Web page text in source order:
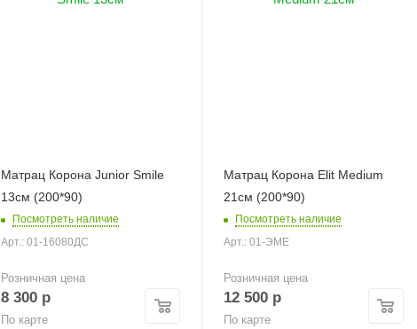
Матрац Корона Junior Smile
13см (200*90)
Посмотреть наличие
Арт.: 01-16080ДС
Розничная цена
8 300р
По карте
Матрац Корона Elit Medium
21см (200*90)
Посмотреть наличие
Арт.: 01-ЭМЕ
Розничная цена
12 500 р
По карте